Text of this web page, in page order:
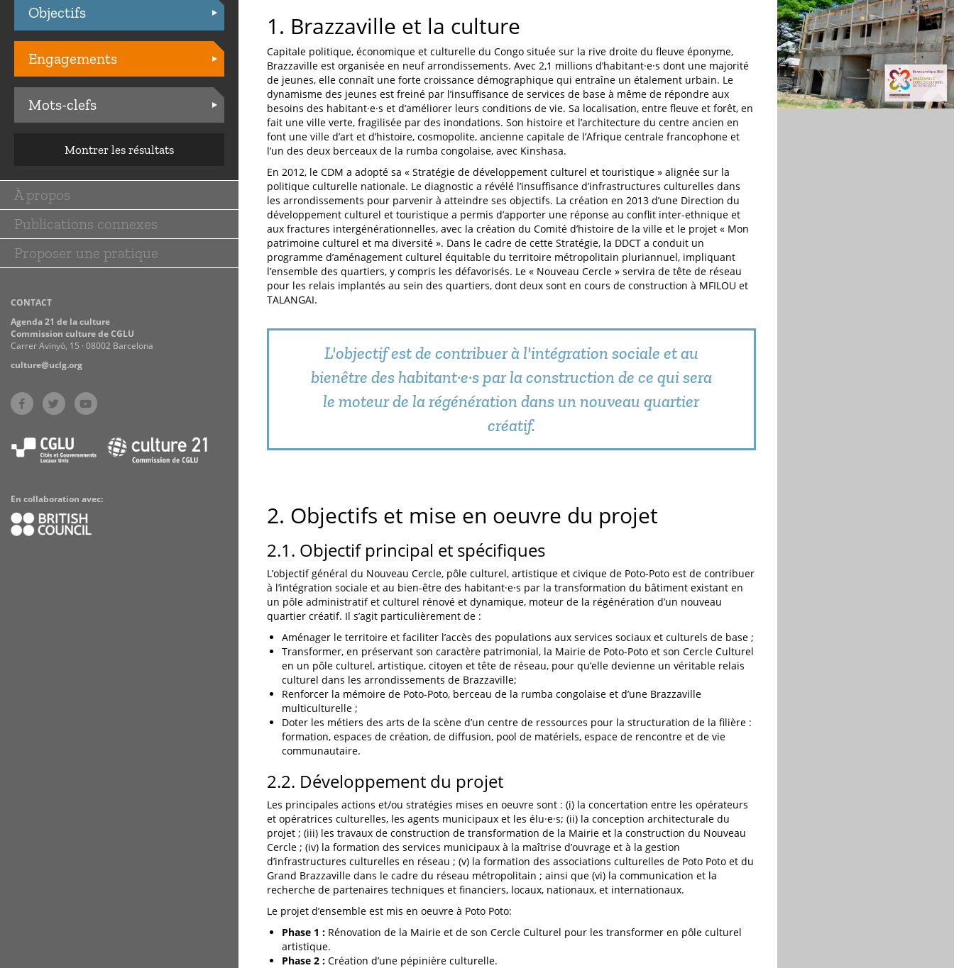
Practices
Objectifs
Engagements
Mots-clefs
Montrer les résultats
Main
navigation
À propos
Publications connexes
Proposer une pratique
CONTACT
Agenda 21 de la culture
Commission culture de CGLU
Carrer Avinyó, 15 · 08002 Barcelona
culture@uclg.org
En collaboration avec:
1. Brazzaville et la culture
Capitale politique, économique et culturelle du Congo située sur la rive droite du fleuve éponyme,
Brazzaville est organisée en neuf arrondissements. Avec 2,1 millions d’habitant·e·s dont une majorité
de jeunes, elle connaît une forte croissance démographique qui entraîne un étalement urbain. Le
dynamisme des jeunes est freiné par l’insuffisance de services de base à même de répondre aux
besoins des habitant·e·s et d’améliorer leurs conditions de vie. Sa localisation, entre fleuve et forêt, en
fait une ville verte, fragilisée par des inondations. Son histoire et l’architecture du centre ancien en
font une ville d’art et d’histoire, cosmopolite, ancienne capitale de l’Afrique centrale francophone et
l’un des deux berceaux de la rumba congolaise, avec Kinshasa.
En 2012, le CDM a adopté sa « Stratégie de développement culturel et touristique » alignée sur la
politique culturelle nationale. Le diagnostic a révélé l’insuffisance d’infrastructures culturelles dans
les arrondissements pour parvenir à atteindre ses objectifs. La création en 2013 d’une Direction du
développement culturel et touristique a permis d’apporter une réponse au conflit inter-ethnique et
aux fractures intergénérationnelles, avec la création du Comité d’histoire de la ville et le projet « Mon
patrimoine culturel et ma diversité ». Dans le cadre de cette Stratégie, la DDCT a conduit un
programme d’aménagement culturel équitable du territoire métropolitain pluriannuel, impliquant
l’ensemble des quartiers, y compris les défavorisés. Le « Nouveau Cercle » servira de tête de réseau
pour les relais implantés au sein des quartiers, dont deux sont en cours de construction à MFILOU et
TALANGAI.
L'objectif est de contribuer à l'intégration sociale et au
bienêtre des habitant·e·s par la construction de ce qui sera
le moteur de la régénération dans un nouveau quartier
créatif.
2. Objectifs et mise en oeuvre du projet
2.1. Objectif principal et spécifiques
L’objectif général du Nouveau Cercle, pôle culturel, artistique et civique de Poto-Poto est de contribuer
à l’intégration sociale et au bien-être des habitant·e·s par la transformation du bâtiment existant en
un pôle administratif et culturel rénové et dynamique, moteur de la régénération d’un nouveau
quartier créatif. Il s’agit particulièrement de :
Aménager le territoire et faciliter l’accès des populations aux services sociaux et culturels de base ;
Transformer, en préservant son caractère patrimonial, la Mairie de Poto-Poto et son Cercle Culturel
en un pôle culturel, artistique, citoyen et tête de réseau, pour qu’elle devienne un véritable relais
culturel dans les arrondissements de Brazzaville;
Renforcer la mémoire de Poto-Poto, berceau de la rumba congolaise et d’une Brazzaville
multiculturelle ;
Doter les métiers des arts de la scène d’un centre de ressources pour la structuration de la filière :
formation, espaces de création, de diffusion, pool de matériels, espace de rencontre et de vie
communautaire.
2.2. Développement du projet
Les principales actions et/ou stratégies mises en oeuvre sont : (i) la concertation entre les opérateurs
et opératrices culturelles, les agents municipaux et les élu·e·s; (ii) la conception architecturale du
projet ; (iii) les travaux de construction de transformation de la Mairie et la construction du Nouveau
Cercle ; (iv) la formation des services municipaux à la maîtrise d’ouvrage et à la gestion
d’infrastructures culturelles en réseau ; (v) la formation des associations culturelles de Poto Poto et du
Grand Brazzaville dans le cadre du réseau métropolitain ; ainsi que (vi) la communication et la
recherche de partenaires techniques et financiers, locaux, nationaux, et internationaux.
Le projet d’ensemble est mis en oeuvre à Poto Poto:
Phase 1 : Rénovation de la Mairie et de son Cercle Culturel pour les transformer en pôle culturel
artistique.
Phase 2 : Création d’une pépinière culturelle.